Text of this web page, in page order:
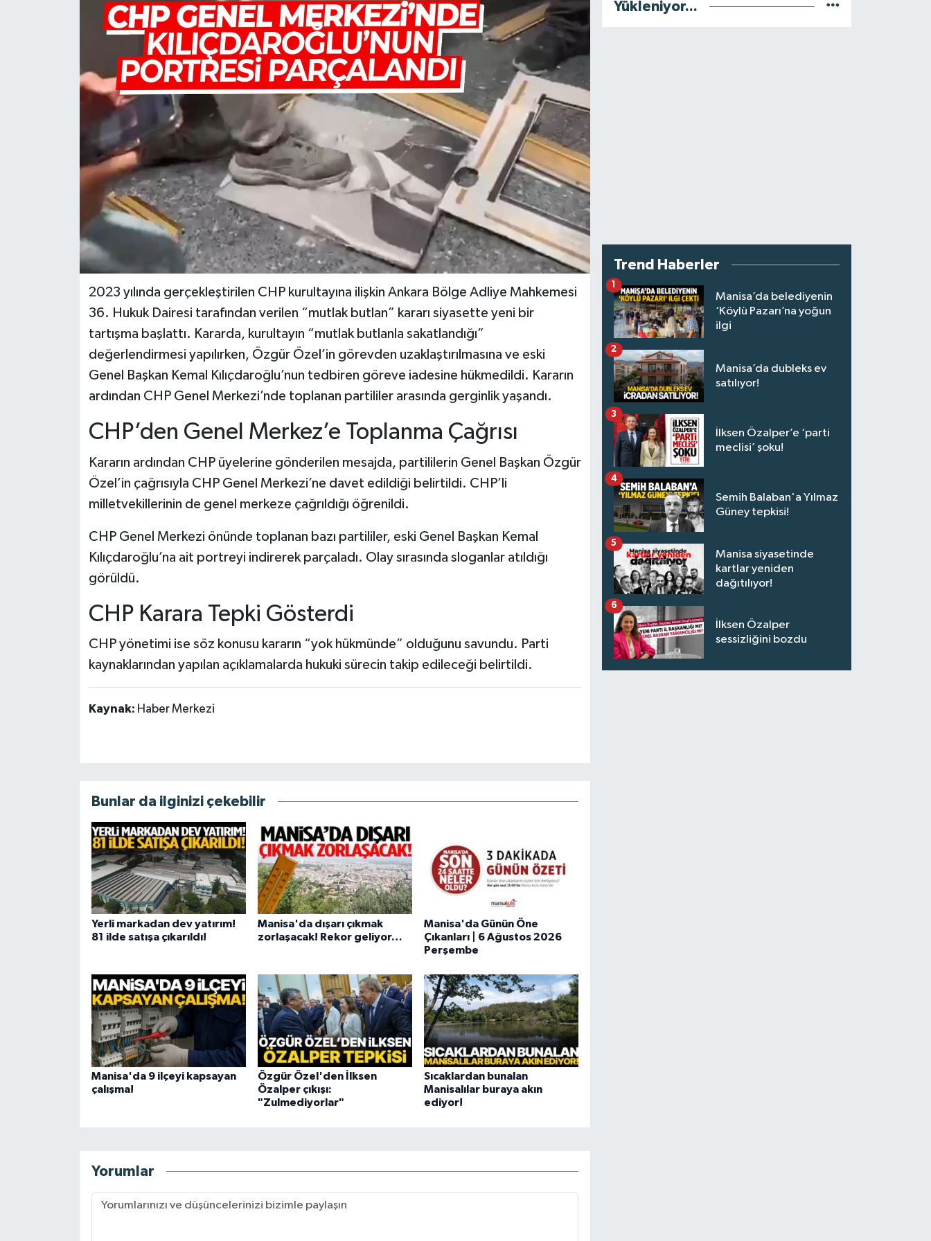
2023 yılında gerçekleştirilen CHP kurultayına ilişkin Ankara Bölge Adliye Mahkemesi
36. Hukuk Dairesi tarafından verilen “mutlak butlan” kararı siyasette yeni bir
tartışma başlattı. Kararda, kurultayın “mutlak butlanla sakatlandığı”
değerlendirmesi yapılırken, Özgür Özel’in görevden uzaklaştırılmasına ve eski
Genel Başkan Kemal Kılıçdaroğlu’nun tedbiren göreve iadesine hükmedildi. Kararın
ardından CHP Genel Merkezi’nde toplanan partililer arasında gerginlik yaşandı.
CHP’den Genel Merkez’e Toplanma Çağrısı
Kararın ardından CHP üyelerine gönderilen mesajda, partililerin Genel Başkan Özgür
Özel’in çağrısıyla CHP Genel Merkezi’ne davet edildiği belirtildi. CHP’li
milletvekillerinin de genel merkeze çağrıldığı öğrenildi.
CHP Genel Merkezi önünde toplanan bazı partililer, eski Genel Başkan Kemal
Kılıçdaroğlu’na ait portreyi indirerek parçaladı. Olay sırasında sloganlar atıldığı
görüldü.
CHP Karara Tepki Gösterdi
CHP yönetimi ise söz konusu kararın “yok hükmünde” olduğunu savundu. Parti
kaynaklarından yapılan açıklamalarda hukuki sürecin takip edileceği belirtildi.
Kaynak: Haber Merkezi
Bunlar da ilginizi çekebilir
Yerli markadan dev yatırım!
81 ilde satışa çıkarıldı!
Manisa'da dışarı çıkmak
zorlaşacak! Rekor geliyor…
Manisa'da Günün Öne
Çıkanları | 6 Ağustos 2026
Perşembe
Manisa'da 9 ilçeyi kapsayan
çalışma!
Özgür Özel'den İlksen
Özalper çıkışı:
"Zulmediyorlar"
Sıcaklardan bunalan
Manisalılar buraya akın
ediyor!
Yorumlar
Yükleniyor...
Trend Haberler
Manisa’da belediyenin
‘Köylü Pazarı’na yoğun
ilgi
1
Manisa’da dubleks ev
satılıyor!
2
İlksen Özalper’e ‘parti
meclisi’ şoku!
3
Semih Balaban'a Yılmaz
Güney tepkisi!
4
Manisa siyasetinde
kartlar yeniden
dağıtılıyor!
5
İlksen Özalper
sessizliğini bozdu
6